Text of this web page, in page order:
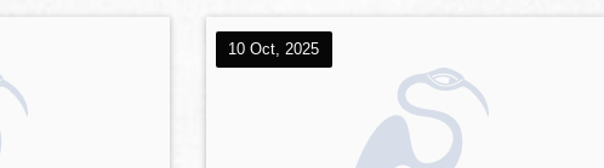
10 Oct, 2025